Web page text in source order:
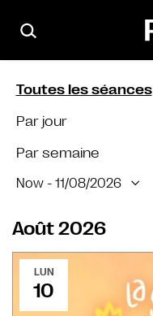
Toutes les séances
Par jour
Par semaine
Now - 11/08/2026
date.
Août 2026
LUN
10